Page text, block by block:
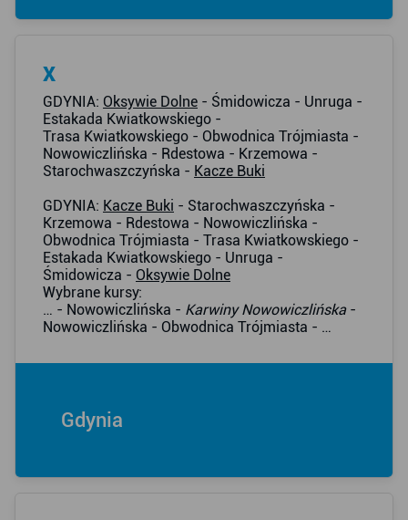
X
GDYNIA: Oksywie Dolne - Śmidowicza - Unruga -
Estakada Kwiatkowskiego -
Trasa Kwiatkowskiego - Obwodnica Trójmiasta -
Nowowiczlińska - Rdestowa - Krzemowa -
Starochwaszczyńska - Kacze Buki
GDYNIA: Kacze Buki - Starochwaszczyńska -
Krzemowa - Rdestowa - Nowowiczlińska -
Obwodnica Trójmiasta - Trasa Kwiatkowskiego -
Estakada Kwiatkowskiego - Unruga -
Śmidowicza - Oksywie Dolne
Wybrane kursy:
… - Nowowiczlińska - Karwiny Nowowiczlińska-
Nowowiczlińska - Obwodnica Trójmiasta - …
Gdynia